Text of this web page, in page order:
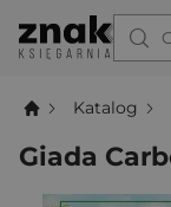
Katalog
Giada